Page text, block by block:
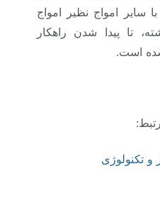
سایر امواج نظیر امواج
تا پیدا شدن راهکار
است.
و تکنولوژی